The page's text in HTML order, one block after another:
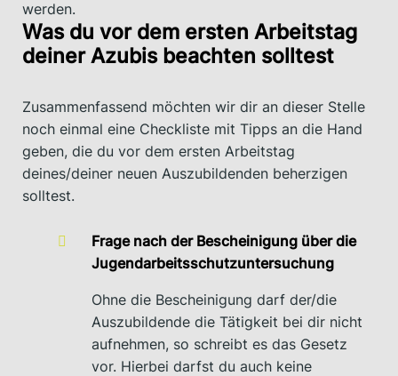
werden.
Was du vor dem ersten Arbeitstag
deiner Azubis beachten solltest
Zusammenfassend möchten wir dir an dieser Stelle
noch einmal eine Checkliste mit Tipps an die Hand
geben, die du vor dem ersten Arbeitstag
deines/deiner neuen Auszubildenden beherzigen
solltest.
Frage nach der Bescheinigung über die
Jugendarbeitsschutzuntersuchung
Ohne die Bescheinigung darf der/die
Auszubildende die Tätigkeit bei dir nicht
aufnehmen, so schreibt es das Gesetz
vor. Hierbei darfst du auch keine